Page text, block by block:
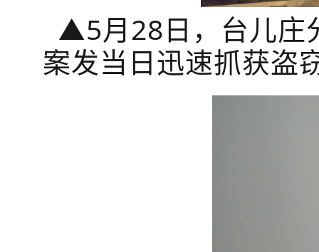
▲5月28日，台儿庄
案发当日迅速抓获盗